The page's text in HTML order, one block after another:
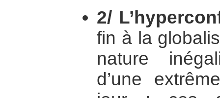
2/
fin à la
nature
d’une